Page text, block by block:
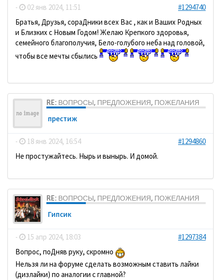
- 02 янв 2024, 11:51
#1294740
Братья, Друзья, сораДники всех Вас , как и Ваших Родных
и Близких с Новым Годом! Желаю Крепкого здоровья,
семейного благополучия, Бело-голубого неба над головой,
чтобы все мечты сбылись
RE: ВОПРОСЫ, ПРЕДЛОЖЕНИЯ, ПОЖЕЛАНИЯ
престиж
- 18 янв 2024, 16:54
#1294860
Не простужайтесь. Нырь и вынырь. И домой.
RE: ВОПРОСЫ, ПРЕДЛОЖЕНИЯ, ПОЖЕЛАНИЯ
Гипсик
- 15 апр 2024, 18:03
#1297384
Вопрос, поДняв руку, скромно
Нельзя ли на форуме сделать возможным ставить лайки
(дизлайки) по аналогии с главной?